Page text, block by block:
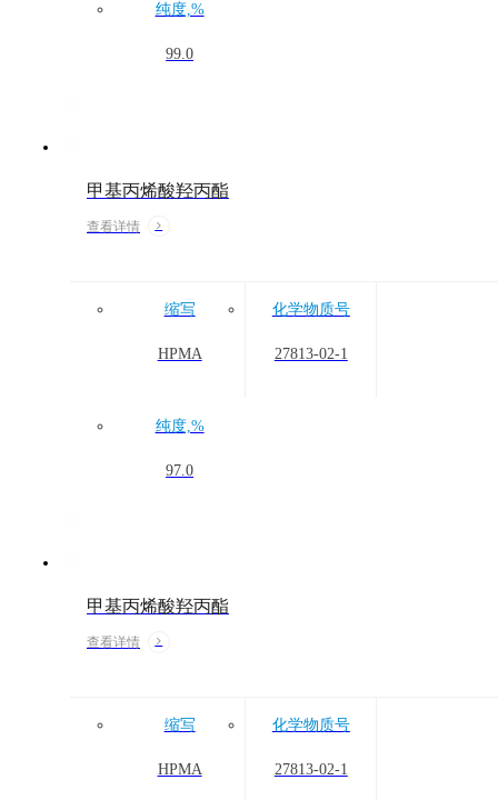
纯度,%
99.0
甲基丙烯酸羟丙酯
查看详情
缩写
HPMA
化学物质号
27813-02-1
纯度,%
97.0
甲基丙烯酸羟丙酯
查看详情
缩写
HPMA
化学物质号
27813-02-1